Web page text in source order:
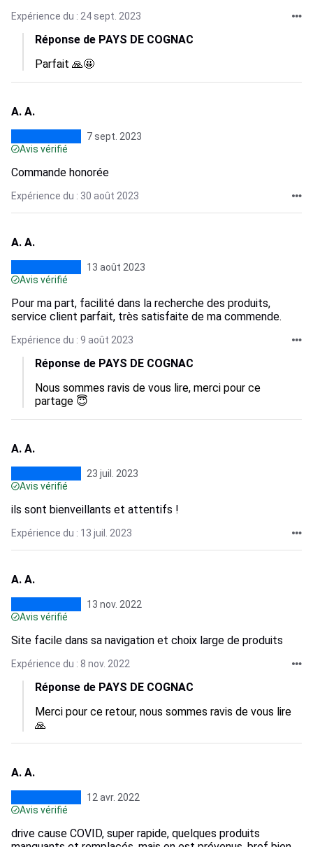
Expérience du : 24 sept. 2023
Réponse de PAYS DE COGNAC
Parfait 🙏🤩
A. A.
7 sept. 2023
Avis vérifié
Commande honorée
Expérience du : 30 août 2023
A. A.
13 août 2023
Avis vérifié
Pour ma part, facilité dans la recherche des produits,
service client parfait, très satisfaite de ma commende.
Expérience du : 9 août 2023
Réponse de PAYS DE COGNAC
Nous sommes ravis de vous lire, merci pour ce
partage 😇
A. A.
23 juil. 2023
Avis vérifié
ils sont bienveillants et attentifs !
Expérience du : 13 juil. 2023
A. A.
13 nov. 2022
Avis vérifié
Site facile dans sa navigation et choix large de produits
Expérience du : 8 nov. 2022
Réponse de PAYS DE COGNAC
Merci pour ce retour, nous sommes ravis de vous lire
🙏
A. A.
12 avr. 2022
Avis vérifié
drive cause COVID, super rapide, quelques produits